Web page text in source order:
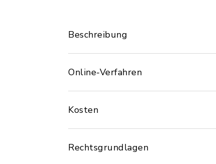
Beschreibung
Online-Verfahren
Kosten
Rechtsgrundlagen